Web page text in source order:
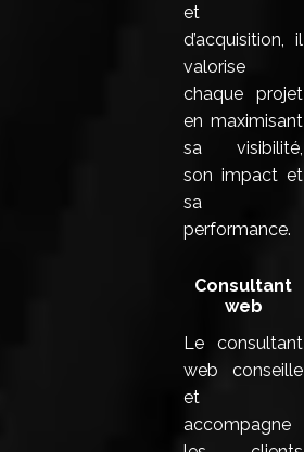
et
d’acquisition, il
valorise
chaque projet
en maximisant
sa visibilité,
son impact et
sa
performance.
Consultant
web
Le consultant
web conseille
et
accompagne